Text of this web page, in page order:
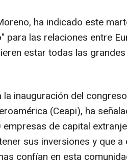
ha indicado este
para las relaciones entre
estar todas las grandes
inauguración del
(Ceapi), ha
de capital
sus inversiones y que a
confían en esta